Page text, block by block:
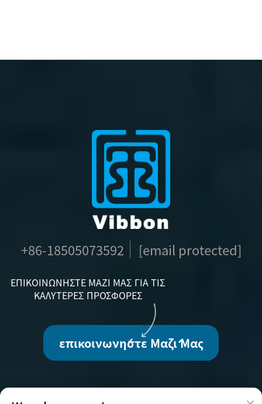
+86-18505073592 [email protected]
ΕΠΙΚΟΙΝΩΝΉΣΤΕ ΜΑΖΊ ΜΑΣ ΓΙΑ ΤΙΣ
ΚΑΛΎΤΕΡΕΣ ΠΡΟΣΦΟΡΈΣ
επικοινωνήστε Μαζί Μας